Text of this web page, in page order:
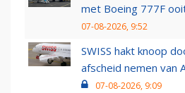
met Boeing 777F
07-08-2026, 9:52
SWISS hakt knoop
afscheid nemen van
07-08-2026, 9:09